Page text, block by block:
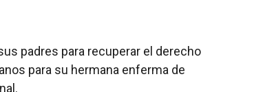
padres para recuperar el derecho
para su hermana enferma de